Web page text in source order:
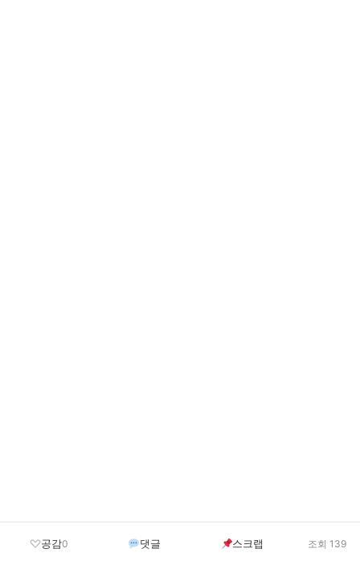
공감0 댓글 스크랩 조회 139